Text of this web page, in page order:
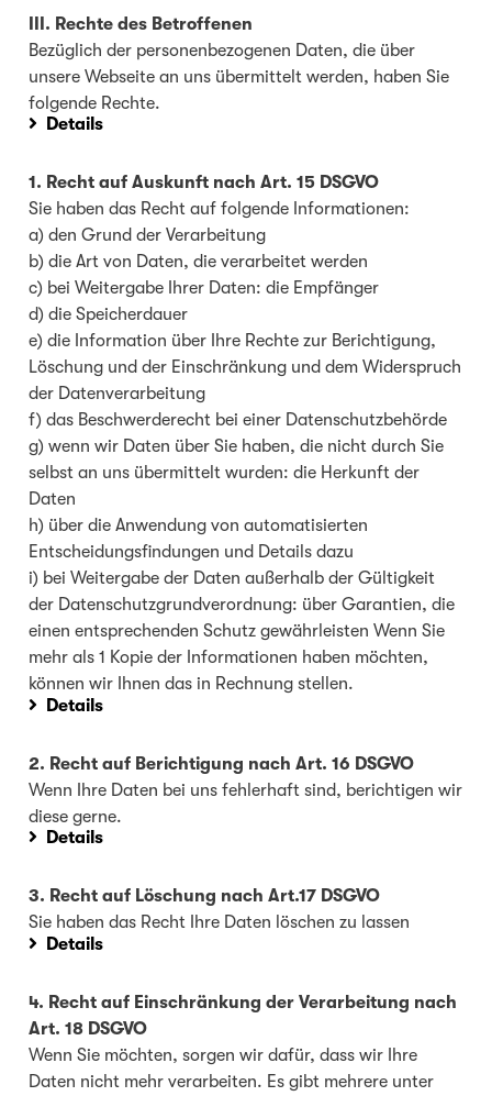
III. Rechte des Betroffenen
Bezüglich der personenbezogenen Daten, die über
unsere Webseite an uns übermittelt werden, haben Sie
folgende Rechte.
Details
1. Recht auf Auskunft nach Art. 15 DSGVO
Sie haben das Recht auf folgende Informationen:
a) den Grund der Verarbeitung
b) die Art von Daten, die verarbeitet werden
c) bei Weitergabe Ihrer Daten: die Empfänger
d) die Speicherdauer
e) die Information über Ihre Rechte zur Berichtigung,
Löschung und der Einschränkung und dem Widerspruch
der Datenverarbeitung
f) das Beschwerderecht bei einer Datenschutzbehörde
g) wenn wir Daten über Sie haben, die nicht durch Sie
selbst an uns übermittelt wurden: die Herkunft der
Daten
h) über die Anwendung von automatisierten
Entscheidungsfindungen und Details dazu
i) bei Weitergabe der Daten außerhalb der Gültigkeit
der Datenschutzgrundverordnung: über Garantien, die
einen entsprechenden Schutz gewährleisten Wenn Sie
mehr als 1 Kopie der Informationen haben möchten,
können wir Ihnen das in Rechnung stellen.
Details
2. Recht auf Berichtigung nach Art. 16 DSGVO
Wenn Ihre Daten bei uns fehlerhaft sind, berichtigen wir
diese gerne.
Details
3. Recht auf Löschung nach Art.17 DSGVO
Sie haben das Recht Ihre Daten löschen zu lassen
Details
4. Recht auf Einschränkung der Verarbeitung nach
Art. 18 DSGVO
Wenn Sie möchten, sorgen wir dafür, dass wir Ihre
Daten nicht mehr verarbeiten. Es gibt mehrere unter